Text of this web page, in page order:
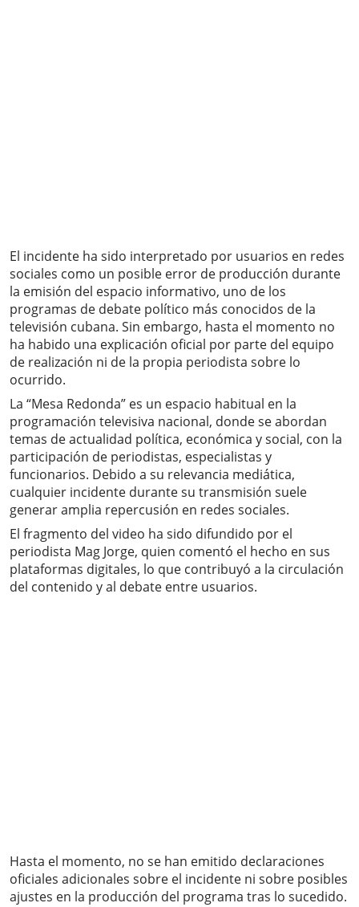
El incidente ha sido interpretado por usuarios en redes
sociales como un posible error de producción durante
la emisión del espacio informativo, uno de los
programas de debate político más conocidos de la
televisión cubana. Sin embargo, hasta el momento no
ha habido una explicación oficial por parte del equipo
de realización ni de la propia periodista sobre lo
ocurrido.
La “Mesa Redonda” es un espacio habitual en la
programación televisiva nacional, donde se abordan
temas de actualidad política, económica y social, con la
participación de periodistas, especialistas y
funcionarios. Debido a su relevancia mediática,
cualquier incidente durante su transmisión suele
generar amplia repercusión en redes sociales.
El fragmento del video ha sido difundido por el
periodista Mag Jorge, quien comentó el hecho en sus
plataformas digitales, lo que contribuyó a la circulación
del contenido y al debate entre usuarios.
Hasta el momento, no se han emitido declaraciones
oficiales adicionales sobre el incidente ni sobre posibles
ajustes en la producción del programa tras lo sucedido.